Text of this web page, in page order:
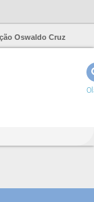
Oswaldo Cruz